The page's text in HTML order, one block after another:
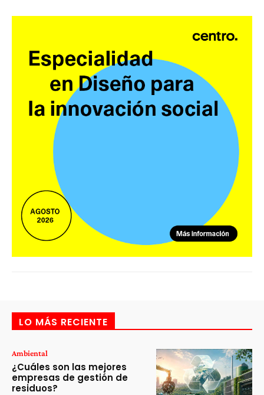
LO MÁS RECIENTE
Ambiental
¿Cuáles son las mejores
empresas de gestión de
residuos?